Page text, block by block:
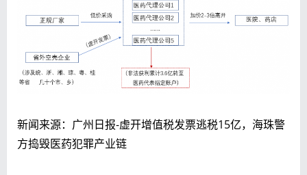
新闻来源：广州日报-虚开增值税发票逃税15亿，海珠警
方捣毁医药犯罪产业链